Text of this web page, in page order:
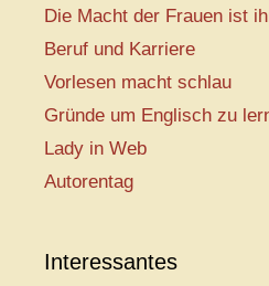
Die Macht der Frauen ist
Beruf und Karriere
Vorlesen macht schlau
Gründe um Englisch zu
Lady in Web
Autorentag
Interessantes